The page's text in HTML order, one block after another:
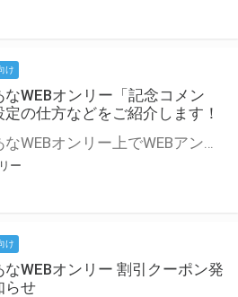
け
なWEBオンリー「記念コメン
定の仕方などをご紹介します！
とらのあなWEBオンリー上でWEBアンソロジーが作成できる「記念コメント」について、その使い方や作成手順を解説します！ 支援タイプを「サークル参加型」「サークル参加型・マルシェ(イベント会場)機能付き」でお申し込みいただいている主催者様はぜひご活用ください♪ とらのあなWEBオンリーサイトはこちら
ー
け
なWEBオンリー 割引クーポン発
らせ